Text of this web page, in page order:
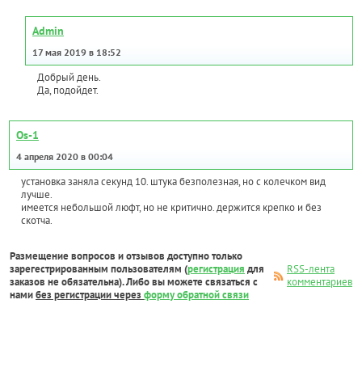
Admin
17 мая 2019 в 18:52
Добрый день.
Да, подойдет.
Os-1
4 апреля 2020 в 00:04
установка заняла секунд 10. штука безполезная, но с колечком вид
лучше.
имеется небольшой люфт, но не критично. держится крепко и без
скотча.
Размещение вопросов и отзывов доступно только
зарегестрированным пользователям (регистрация для
заказов не обязательна). Либо вы можете связаться с
намибез регистрации через форму обратной связи
RSS-лента
комментариев